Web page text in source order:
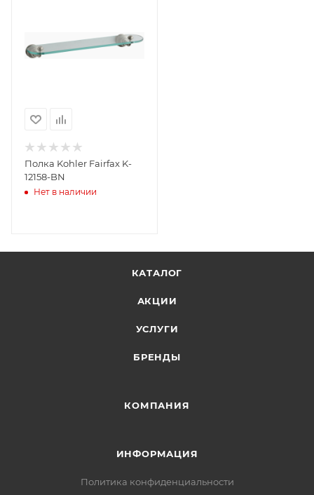
Полка Kohler Fairfax K-
12158-BN
Нет в наличии
КАТАЛОГ
АКЦИИ
УСЛУГИ
БРЕНДЫ
КОМПАНИЯ
ИНФОРМАЦИЯ
Политика конфиденциальности